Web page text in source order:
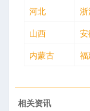
河北
山西
内蒙古
福
相关资讯